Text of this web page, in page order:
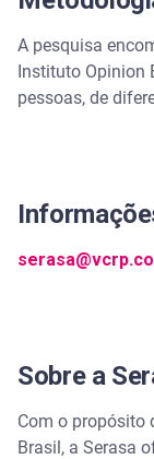
A pesquisa
Instituto Opinion
pessoas, de
Sobre a
Com o propósito
Brasil, a Serasa